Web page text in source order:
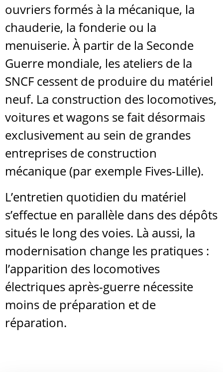
ouvriers formés à la mécanique, la
chauderie, la fonderie ou la
menuiserie. À partir de la Seconde
Guerre mondiale, les ateliers de la
SNCF cessent de produire du matériel
neuf. La construction des locomotives,
voitures et wagons se fait désormais
exclusivement au sein de grandes
entreprises de construction
mécanique (par exemple Fives-Lille).
L’entretien quotidien du matériel
s’effectue en parallèle dans des dépôts
situés le long des voies. Là aussi, la
modernisation change les pratiques :
l’apparition des locomotives
électriques après-guerre nécessite
moins de préparation et de
réparation.